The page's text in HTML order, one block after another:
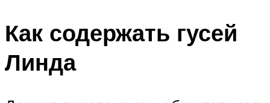
Как содержать гусей
Линда